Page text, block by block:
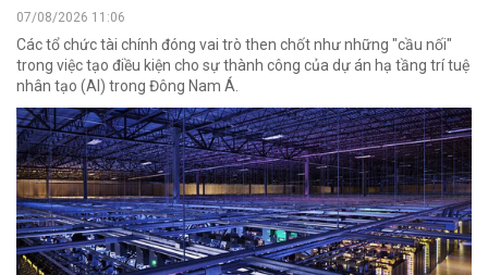
07/08/2026 11:06
Các tổ chức tài chính đóng vai trò then chốt như những "cầu nối"
trong việc tạo điều kiện cho sự thành công của dự án hạ tầng trí tuệ
nhân tạo (AI) trong Đông Nam Á.